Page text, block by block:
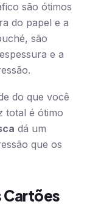
são ótimos
do papel e a
são
e a
do que você
total é ótimo
dá um
que os
Cartões